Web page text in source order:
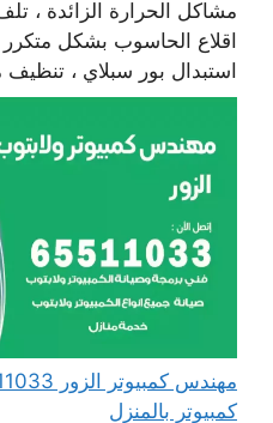
مشاكل الحرارة الزائدة ،
اقلاع الحاسوب بشكل متكرر
استبدال بور سبلاي ،
كمبيوتر بالمنزل